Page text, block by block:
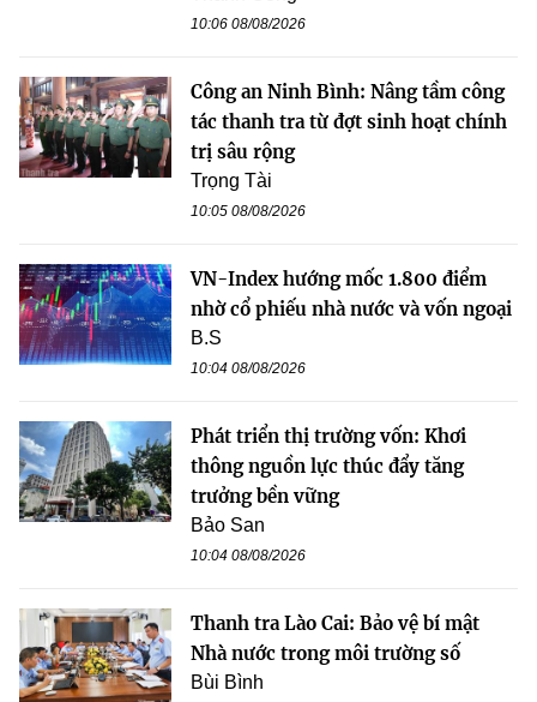
10:06 08/08/2026
Công an Ninh Bình: Nâng tầm công
tác thanh tra từ đợt sinh hoạt chính
trị sâu rộng
Trọng Tài
10:05 08/08/2026
VN-Index hướng mốc 1.800 điểm
nhờ cổ phiếu nhà nước và vốn ngoại
B.S
10:04 08/08/2026
Phát triển thị trường vốn: Khơi
thông nguồn lực thúc đẩy tăng
trưởng bền vững
Bảo San
10:04 08/08/2026
Thanh tra Lào Cai: Bảo vệ bí mật
Nhà nước trong môi trường số
Bùi Bình